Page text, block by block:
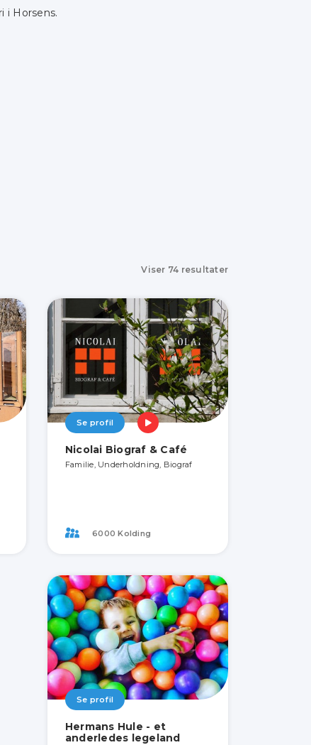
i Horsens.
Viser 74 resultater
Se profil
Nicolai Biograf & Café
Familie, Underholdning, Biograf
6000 Kolding
Se profil
Hermans Hule - et
anderledes legeland